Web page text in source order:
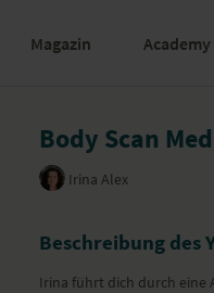
Magazin Academy
Body Scan
Irina Alex
Beschreibung des
Irina führt dich durch eine